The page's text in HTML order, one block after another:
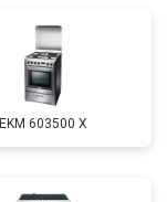
EKM 603500 X